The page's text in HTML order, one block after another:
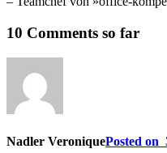
10 Comments so far
Nadler VeroniquePosted on